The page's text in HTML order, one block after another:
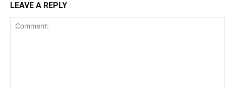
LEAVE A REPLY